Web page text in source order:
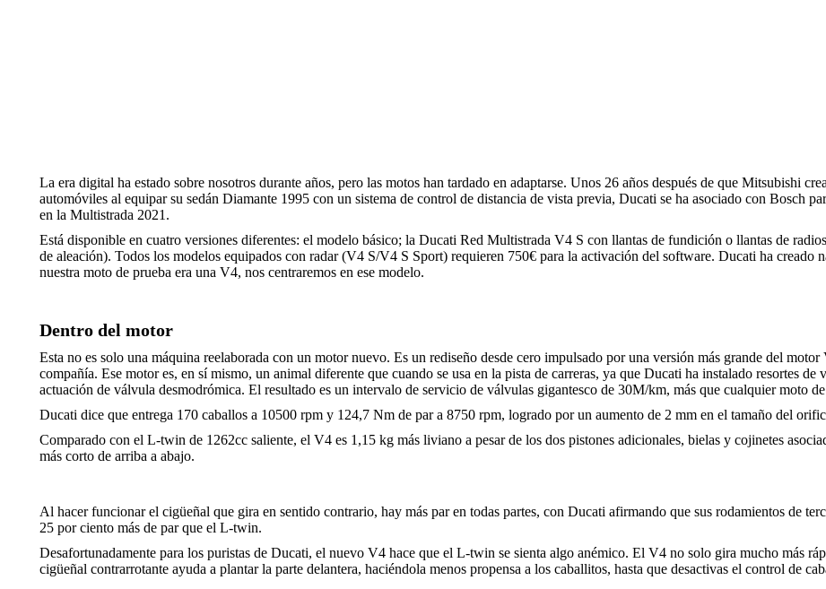
La era digital ha estado sobre nosotros durante años, pero las motos han tardado en adaptarse. Unos 26 años después de que Mitsubishi
automóviles al equipar su sedán Diamante 1995 con un sistema de control de distancia de vista previa, Ducati se ha asociado con Bosch
en la Multistrada 2021.
Está disponible en cuatro versiones diferentes: el modelo básico; la Ducati Red Multistrada V4 S con llantas de fundición o llantas de
de aleación). Todos los modelos equipados con radar (V4 S/V4 S Sport) requieren 750€ para la activación del software. Ducati ha creado
nuestra moto de prueba era una V4, nos centraremos en ese modelo.
Dentro del motor
Esta no es solo una máquina reelaborada con un motor nuevo. Es un rediseño desde cero impulsado por una versión más grande del
compañía. Ese motor es, en sí mismo, un animal diferente que cuando se usa en la pista de carreras, ya que Ducati ha instalado resortes
actuación de válvula desmodrómica. El resultado es un intervalo de servicio de válvulas gigantesco de 30M/km, más que cualquier moto
Ducati dice que entrega 170 caballos a 10500 rpm y 124,7 Nm de par a 8750 rpm, logrado por un aumento de 2 mm en el tamaño del
Comparado con el L-twin de 1262cc saliente, el V4 es 1,15 kg más liviano a pesar de los dos pistones adicionales, bielas y cojinetes
más corto de arriba a abajo.
Al hacer funcionar el cigüeñal que gira en sentido contrario, hay más par en todas partes, con Ducati afirmando que sus rodamientos de
25 por ciento más de par que el L-twin.
Desafortunadamente para los puristas de Ducati, el nuevo V4 hace que el L-twin se sienta algo anémico. El V4 no solo gira mucho más
cigüeñal contrarrotante ayuda a plantar la parte delantera, haciéndola menos propensa a los caballitos, hasta que desactivas el control de